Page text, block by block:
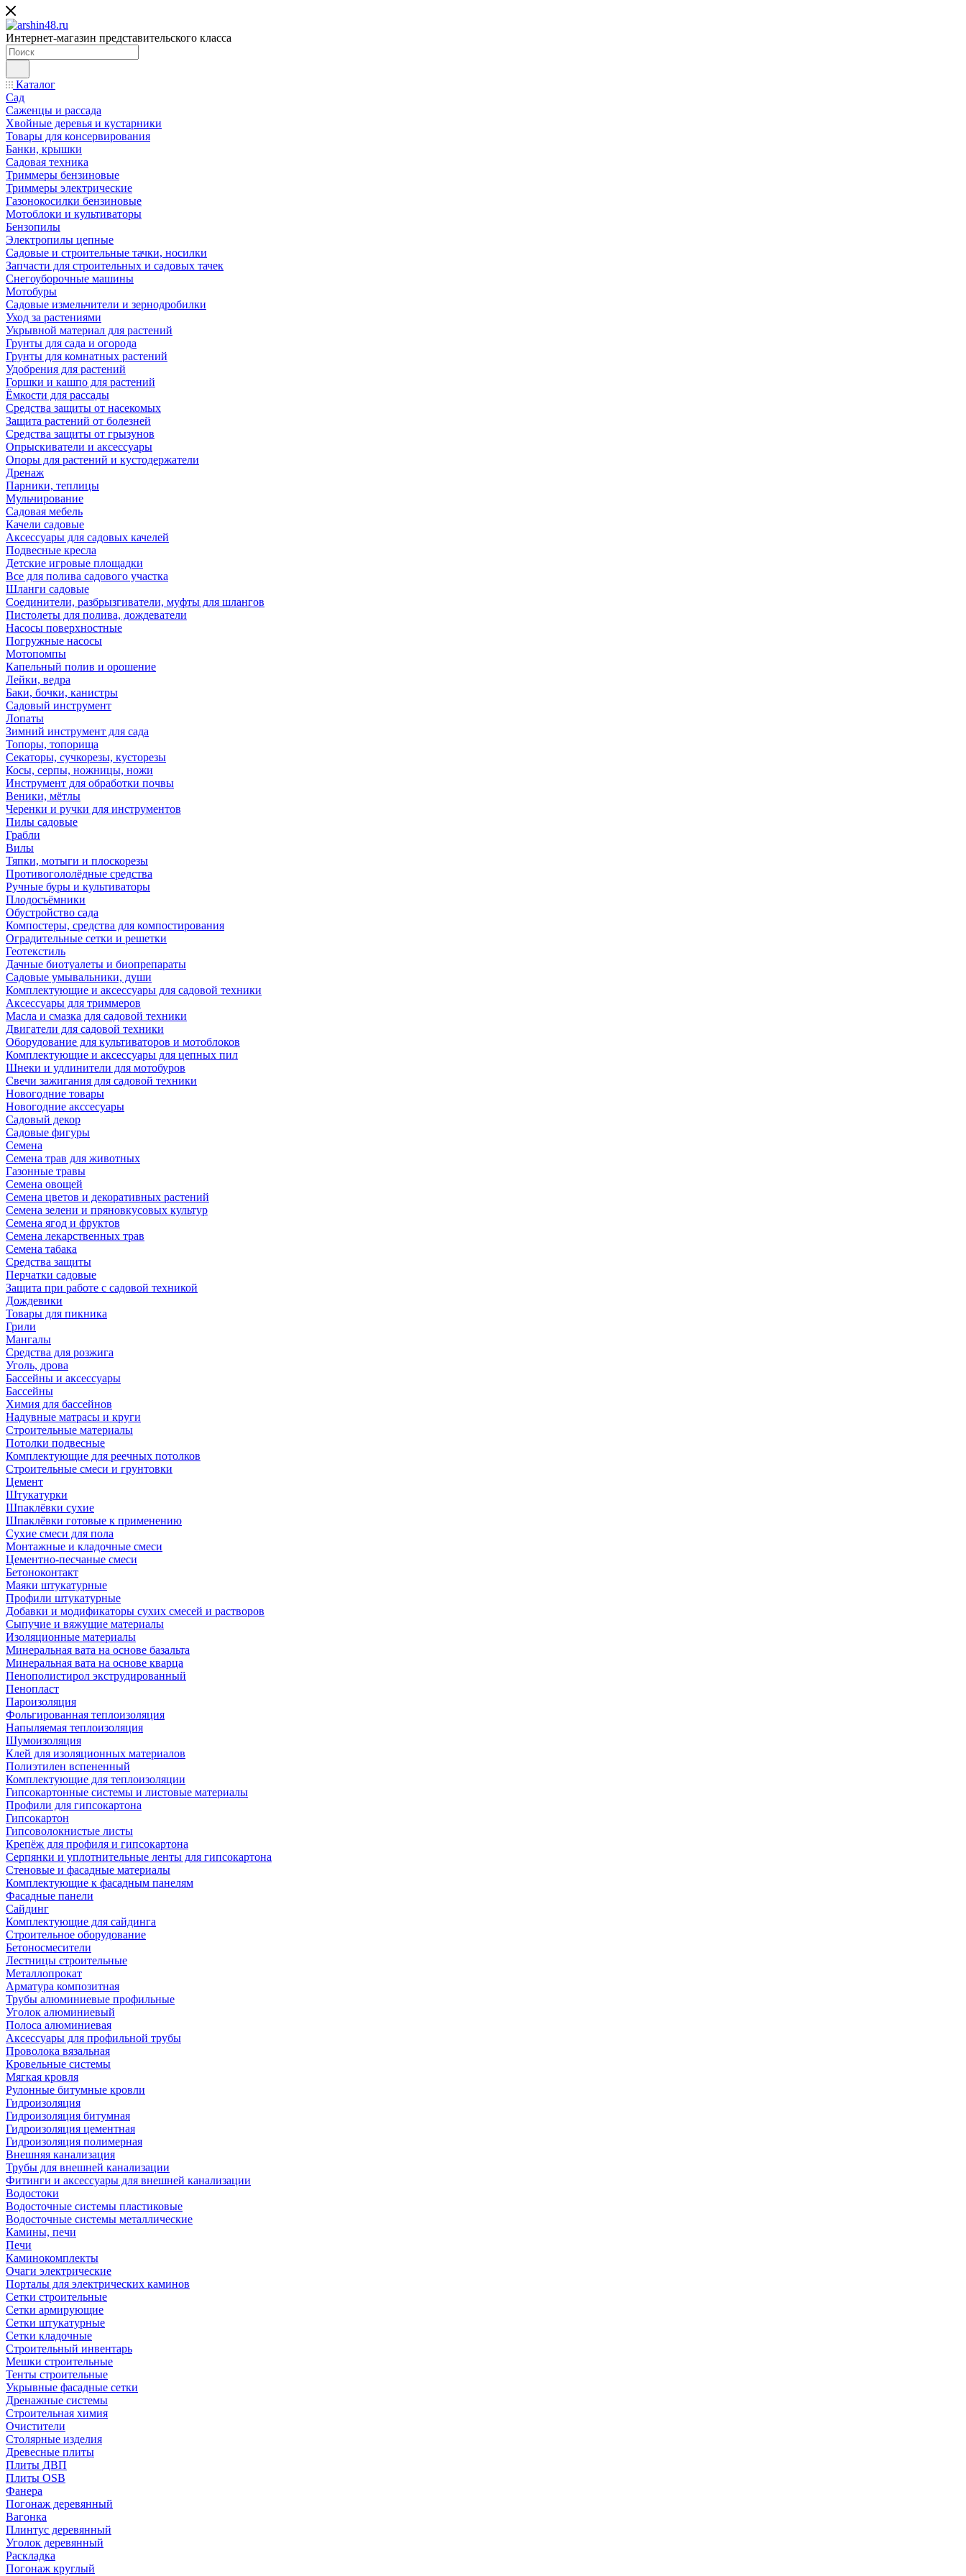
Интернет-магазин представительского класса
Каталог
Сад
Саженцы и рассада
Хвойные деревья и кустарники
Товары для консервирования
Банки, крышки
Садовая техника
Триммеры бензиновые
Триммеры электрические
Газонокосилки бензиновые
Мотоблоки и культиваторы
Бензопилы
Электропилы цепные
Садовые и строительные тачки, носилки
Запчасти для строительных и садовых тачек
Снегоуборочные машины
Мотобуры
Садовые измельчители и зернодробилки
Уход за растениями
Укрывной материал для растений
Грунты для сада и огорода
Грунты для комнатных растений
Удобрения для растений
Горшки и кашпо для растений
Ёмкости для рассады
Средства защиты от насекомых
Защита растений от болезней
Средства защиты от грызунов
Опрыскиватели и аксессуары
Опоры для растений и кустодержатели
Дренаж
Парники, теплицы
Мульчирование
Садовая мебель
Качели садовые
Аксессуары для садовых качелей
Подвесные кресла
Детские игровые площадки
Все для полива садового участка
Шланги садовые
Соединители, разбрызгиватели, муфты для шлангов
Пистолеты для полива, дождеватели
Насосы поверхностные
Погружные насосы
Мотопомпы
Капельный полив и орошение
Лейки, ведра
Баки, бочки, канистры
Садовый инструмент
Лопаты
Зимний инструмент для сада
Топоры, топорища
Секаторы, сучкорезы, кусторезы
Косы, серпы, ножницы, ножи
Инструмент для обработки почвы
Веники, мётлы
Черенки и ручки для инструментов
Пилы садовые
Грабли
Вилы
Тяпки, мотыги и плоскорезы
Противогололёдные средства
Ручные буры и культиваторы
Плодосъёмники
Обустройство сада
Компостеры, средства для компостирования
Оградительные сетки и решетки
Геотекстиль
Дачные биотуалеты и биопрепараты
Садовые умывальники, души
Комплектующие и аксессуары для садовой техники
Аксессуары для триммеров
Масла и смазка для садовой техники
Двигатели для садовой техники
Оборудование для культиваторов и мотоблоков
Комплектующие и аксессуары для цепных пил
Шнеки и удлинители для мотобуров
Свечи зажигания для садовой техники
Новогодние товары
Новогодние акссесуары
Садовый декор
Садовые фигуры
Семена
Семена трав для животных
Газонные травы
Семена овощей
Семена цветов и декоративных растений
Семена зелени и пряновкусовых культур
Семена ягод и фруктов
Семена лекарственных трав
Семена табака
Средства защиты
Перчатки садовые
Защита при работе с садовой техникой
Дождевики
Товары для пикника
Грили
Мангалы
Средства для розжига
Уголь, дрова
Бассейны и аксессуары
Бассейны
Химия для бассейнов
Надувные матрасы и круги
Строительные материалы
Потолки подвесные
Комплектующие для реечных потолков
Строительные смеси и грунтовки
Цемент
Штукатурки
Шпаклёвки сухие
Шпаклёвки готовые к применению
Сухие смеси для пола
Монтажные и кладочные смеси
Цементно-песчаные смеси
Бетоноконтакт
Маяки штукатурные
Профили штукатурные
Добавки и модификаторы сухих смесей и растворов
Сыпучие и вяжущие материалы
Изоляционные материалы
Минеральная вата на основе базальта
Минеральная вата на основе кварца
Пенополистирол экструдированный
Пенопласт
Пароизоляция
Фольгированная теплоизоляция
Напыляемая теплоизоляция
Шумоизоляция
Клей для изоляционных материалов
Полиэтилен вспененный
Комплектующие для теплоизоляции
Гипсокартонные системы и листовые материалы
Профили для гипсокартона
Гипсокартон
Гипсоволокнистые листы
Крепёж для профиля и гипсокартона
Серпянки и уплотнительные ленты для гипсокартона
Стеновые и фасадные материалы
Комплектующие к фасадным панелям
Фасадные панели
Сайдинг
Комплектующие для сайдинга
Строительное оборудование
Бетоносмесители
Лестницы строительные
Металлопрокат
Арматура композитная
Трубы алюминиевые профильные
Уголок алюминиевый
Полоса алюминиевая
Аксессуары для профильной трубы
Проволока вязальная
Кровельные системы
Мягкая кровля
Рулонные битумные кровли
Гидроизоляция
Гидроизоляция битумная
Гидроизоляция цементная
Гидроизоляция полимерная
Внешняя канализация
Трубы для внешней канализации
Фитинги и аксессуары для внешней канализации
Водостоки
Водосточные системы пластиковые
Водосточные системы металлические
Камины, печи
Печи
Каминокомплекты
Очаги электрические
Порталы для электрических каминов
Сетки строительные
Сетки армирующие
Сетки штукатурные
Сетки кладочные
Строительный инвентарь
Мешки строительные
Тенты строительные
Укрывные фасадные сетки
Дренажные системы
Строительная химия
Очистители
Столярные изделия
Древесные плиты
Плиты ДВП
Плиты OSB
Фанера
Погонаж деревянный
Вагонка
Плинтус деревянный
Уголок деревянный
Раскладка
Погонаж круглый